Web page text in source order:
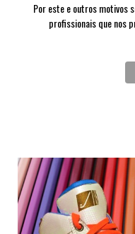
Por este e outros motivos
profissionais que nos